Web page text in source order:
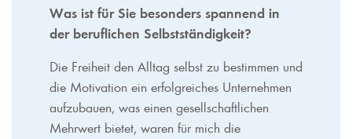
Was ist für Sie besonders spannend in
der beruflichen Selbstständigkeit?
Die Freiheit den Alltag selbst zu bestimmen und
die Motivation ein erfolgreiches Unternehmen
aufzubauen, was einen gesellschaftlichen
Mehrwert bietet, waren für mich die